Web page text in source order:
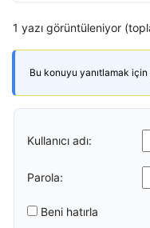
1 yazı görüntüleniyor
Bu konuyu yanıtlamak için
Kullanıcı adı:
Parola:
Beni hatırla